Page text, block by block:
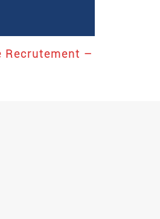
Recrutement –